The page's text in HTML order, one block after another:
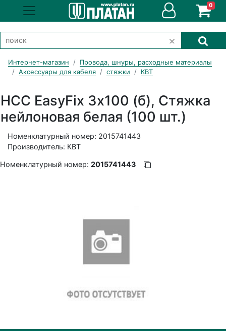
0
Интернет-магазин
Провода, шнуры, расходные материалы
Аксессуары для кабеля
стяжки КВТ
НСС EasyFix 3х100 (б), Стяжка
нейлоновая белая (100 шт.)
Номенклатурный номер: 2015741443
Производитель: КВТ
Номенклатурный номер: 2015741443